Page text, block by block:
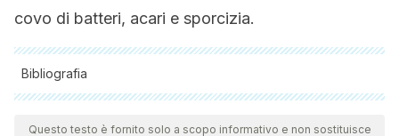
covo di batteri, acari e sporcizia.
Bibliografia
Tutte le fonti citate sono state esaminate a fondo dal nostro
team per garantirne la qualità, l'affidabilità, l'attualità e la
Questo testo è fornito solo a scopo informativo e non sostituisce